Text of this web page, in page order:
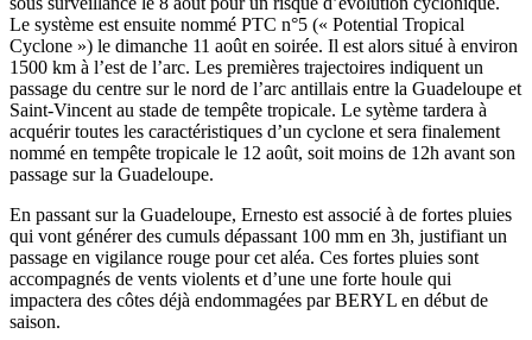
Le système est ensuite nommé PTC n°5 (« Potential Tropical
Cyclone ») le dimanche 11 août en soirée. Il est alors situé à environ
1500 km à l’est de l’arc. Les premières trajectoires indiquent un
passage du centre sur le nord de l’arc antillais entre la Guadeloupe et
Saint-Vincent au stade de tempête tropicale. Le sytème tardera à
acquérir toutes les caractéristiques d’un cyclone et sera finalement
nommé en tempête tropicale le 12 août, soit moins de 12h avant son
passage sur la Guadeloupe.
En passant sur la Guadeloupe, Ernesto est associé à de fortes pluies
qui vont générer des cumuls dépassant 100 mm en 3h, justifiant un
passage en vigilance rouge pour cet aléa. Ces fortes pluies sont
accompagnés de vents violents et d’une une forte houle qui
impactera des côtes déjà endommagées par BERYL en début de
saison.